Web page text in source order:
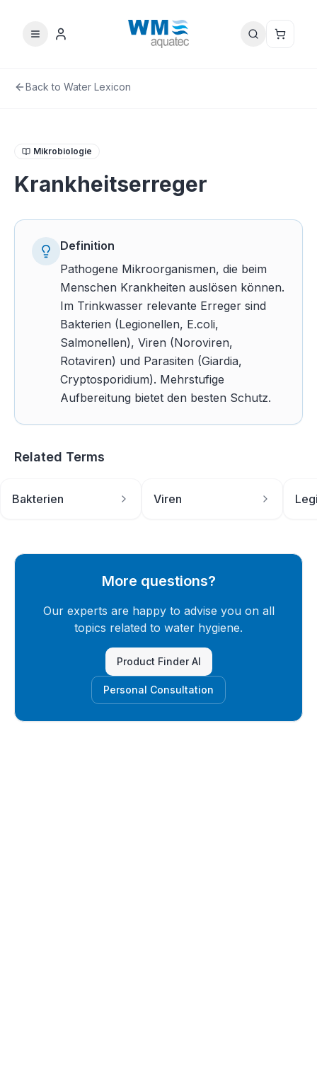
Back to Water Lexicon
Mikrobiologie
Krankheitserreger
Definition
Pathogene Mikroorganismen, die beim
Menschen Krankheiten auslösen können.
Im Trinkwasser relevante Erreger sind
Bakterien (Legionellen, E.coli,
Salmonellen), Viren (Noroviren,
Rotaviren) und Parasiten (Giardia,
Cryptosporidium). Mehrstufige
Aufbereitung bietet den besten Schutz.
Related Terms
Bakterien Viren
More questions?
Our experts are happy to advise you on all
topics related to water hygiene.
Product Finder AI
Personal Consultation